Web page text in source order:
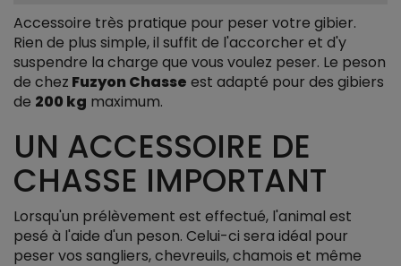
Accessoire très pratique pour peser votre gibier.
Rien de plus simple, il suffit de l'accorcher et d'y
suspendre la charge que vous voulez peser. Le peson
de chez Fuzyon Chasse est adapté pour des gibiers
de 200 kg maximum.
UN ACCESSOIRE DE
CHASSE IMPORTANT
Lorsqu'un prélèvement est effectué, l'animal est
pesé à l'aide d'un peson. Celui-ci sera idéal pour
peser vos sangliers, chevreuils, chamois et même